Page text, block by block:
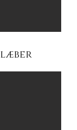
læber